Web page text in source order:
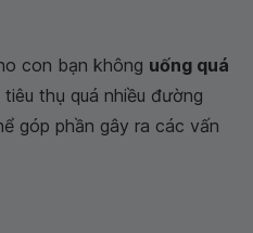
con bạn không uống quá
thụ quá nhiều đường
góp phần gây ra các vấn